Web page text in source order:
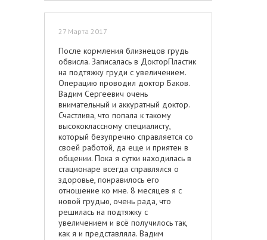
27 Марта 2017
После кормления близнецов грудь
обвисла. Записалась в ДокторПластик
на подтяжку груди с увеличением.
Операцию проводил доктор Баков.
Вадим Сергеевич очень
внимательный и аккуратный доктор.
Счастлива, что попала к такому
высококлассному специалисту,
который безупречно справляется со
своей работой, да еще и приятен в
общении. Пока я сутки находилась в
стационаре всегда справлялся о
здоровье, понравилось его
отношение ко мне. 8 месяцев я с
новой грудью, очень рада, что
решилась на подтяжку с
увеличением и всё получилось так,
как я и представляла. Вадим